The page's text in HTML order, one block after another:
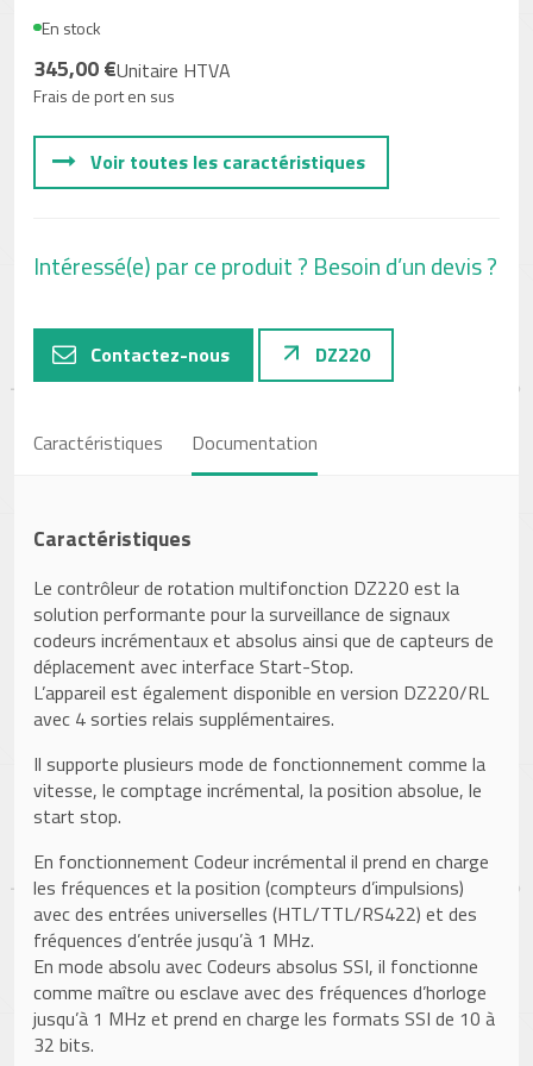
En stock
345,00 €Unitaire HTVA
Frais de port en sus
Voir toutes les caractéristiques
Intéressé(e) par ce produit ? Besoin d’un devis ?
Contactez-nous DZ220
Caractéristiques Documentation
Caractéristiques
Le contrôleur de rotation multifonction DZ220 est la
solution performante pour la surveillance de signaux
codeurs incrémentaux et absolus ainsi que de capteurs de
déplacement avec interface Start-Stop.
L’appareil est également disponible en version DZ220/RL
avec 4 sorties relais supplémentaires.
Il supporte plusieurs mode de fonctionnement comme la
vitesse, le comptage incrémental, la position absolue, le
start stop.
En fonctionnement Codeur incrémental il prend en charge
les fréquences et la position (compteurs d’impulsions)
avec des entrées universelles (HTL/TTL/RS422) et des
fréquences d’entrée jusqu’à 1 MHz.
En mode absolu avec Codeurs absolus SSI, il fonctionne
comme maître ou esclave avec des fréquences d’horloge
jusqu’à 1 MHz et prend en charge les formats SSI de 10 à
32 bits.